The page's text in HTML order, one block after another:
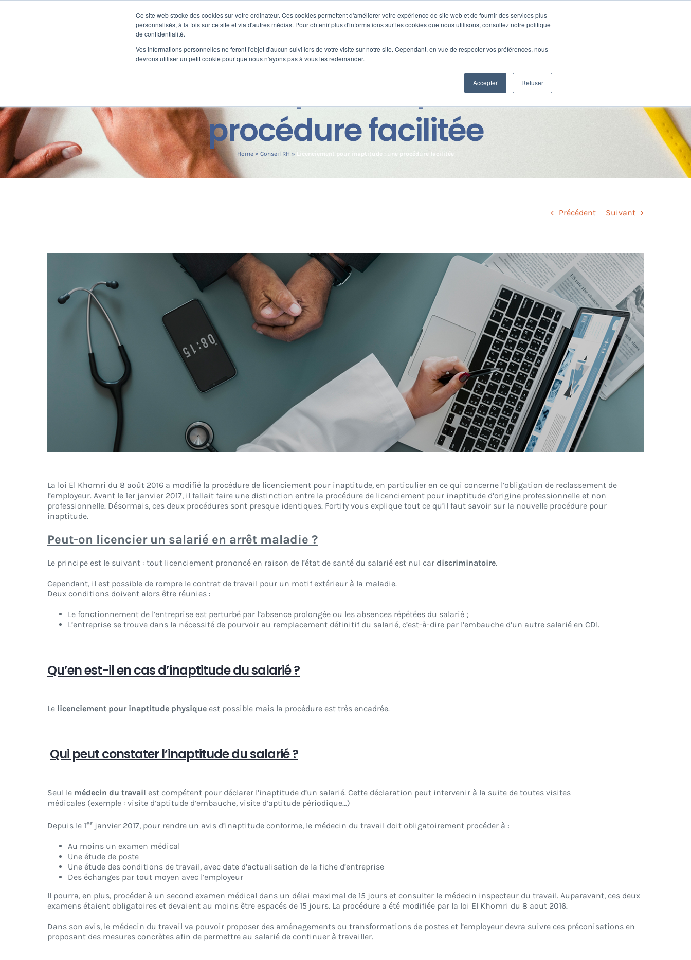
Ce site web stocke des cookies sur votre ordinateur. Ces cookies permettent d'améliorer votre expérience de site web et de fournir des services plus
personnalisés, à la fois sur ce site et via d'autres médias. Pour obtenir plus d'informations sur les cookies que nous utilisons, consultez notre politique
de confidentialité.
Vos informations personnelles ne feront l'objet d'aucun suivi lors de votre visite sur notre site. Cependant, en vue de respecter vos préférences, nous
devrons utiliser un petit cookie pour que nous n'ayons pas à vous les redemander.
Accepter Refuser
Nos offres Formation Nos clients Fortify Ressources SUPPORT
Licenciement pour inaptitude : une
procédure facilitée
Home » Conseil RH » Licenciement pour inaptitude : une procédure facilitée
Précédent Suivant
La loi El Khomri du 8 août 2016 a modifié la procédure de licenciement pour inaptitude, en particulier en ce qui concerne l’obligation de reclassement de
l’employeur. Avant le 1er janvier 2017, il fallait faire une distinction entre la procédure de licenciement pour inaptitude d’origine professionnelle et non
professionnelle. Désormais, ces deux procédures sont presque identiques. Fortify vous explique tout ce qu’il faut savoir sur la nouvelle procédure pour
inaptitude.
Peut-on licencier un salarié en arrêt maladie ?
Le principe est le suivant : tout licenciement prononcé en raison de l’état de santé du salarié est nul car discriminatoire.
Cependant, il est possible de rompre le contrat de travail pour un motif extérieur à la maladie.
Deux conditions doivent alors être réunies :
Le fonctionnement de l’entreprise est perturbé par l’absence prolongée ou les absences répétées du salarié ;
L’entreprise se trouve dans la nécessité de pourvoir au remplacement définitif du salarié, c’est-à-dire par l’embauche d’un autre salarié en CDI.
Qu’en est-il en cas d’inaptitude du salarié ?
Le licenciement pour inaptitude physique est possible mais la procédure est très encadrée.
Qui peut constater l’inaptitude du salarié ?
Seul le médecin du travail est compétent pour déclarer l’inaptitude d’un salarié. Cette déclaration peut intervenir à la suite de toutes visites
médicales (exemple : visite d’aptitude d’embauche, visite d’aptitude périodique…)
Depuis le 1er janvier 2017, pour rendre un avis d’inaptitude conforme, le médecin du travail doit obligatoirement procéder à :
Au moins un examen médical
Une étude de poste
Une étude des conditions de travail, avec date d’actualisation de la fiche d’entreprise
Des échanges par tout moyen avec l’employeur
Il pourra, en plus, procéder à un second examen médical dans un délai maximal de 15 jours et consulter le médecin inspecteur du travail. Auparavant, ces deux
examens étaient obligatoires et devaient au moins être espacés de 15 jours. La procédure a été modifiée par la loi El Khomri du 8 aout 2016.
Dans son avis, le médecin du travail va pouvoir proposer des aménagements ou transformations de postes et l’employeur devra suivre ces préconisations en
proposant des mesures concrètes afin de permettre au salarié de continuer à travailler.